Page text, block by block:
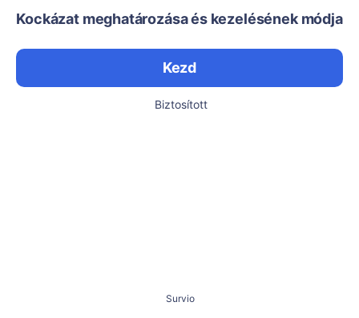
Kockázat meghatározása és kezelésének módja
Kezd
Biztosított
Survio